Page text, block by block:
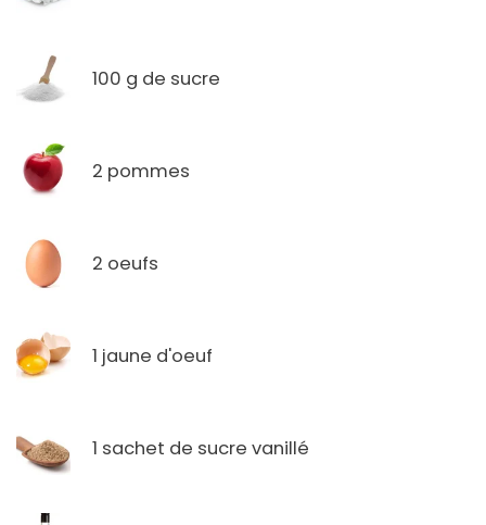
100 g de sucre
2 pommes
2 oeufs
1 jaune d'oeuf
1 sachet de sucre vanillé